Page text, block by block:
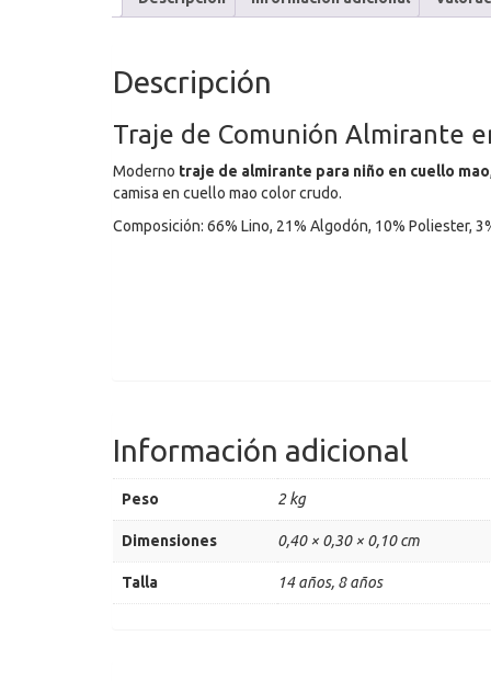
Descripción
Traje de Comunión Almirante
Moderno traje de almirante para niño en cuello mao
camisa en cuello mao color crudo.
Composición: 66% Lino, 21% Algodón, 10% Poliester,
Información adicional
Peso 2 kg
Dimensiones 0,40 × 0,30 × 0,10 cm
Talla 14 años, 8 años